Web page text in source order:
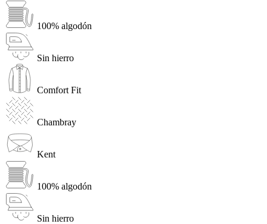
100% algodón
Sin hierro
Comfort Fit
Chambray
Kent
100% algodón
Sin hierro